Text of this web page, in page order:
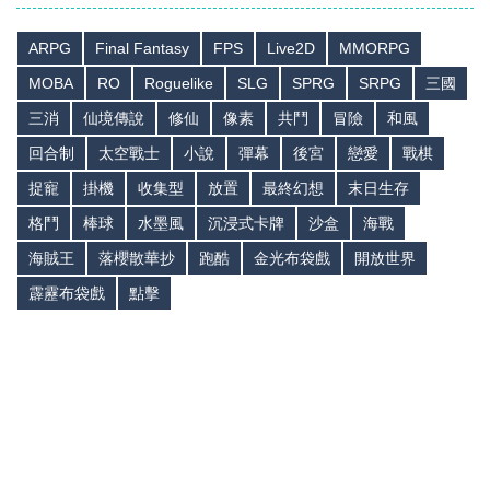
ARPG Final Fantasy FPS Live2D
MMORPG
MOBA
RO Roguelike SLG SPRG SRPG
三國
三消
仙境傳說 修仙 像素 共鬥 冒險
和風
回合制
太空戰士 小說 彈幕 後宮 戀愛
戰棋
捉寵
掛機 收集型 放置 最終幻想
末日生存
格鬥
棒球 水墨風 沉浸式卡牌 沙盒
海戰
海賊王
落櫻散華抄 跑酷 金光布袋戲
開放世界
霹靂布袋戲
點擊